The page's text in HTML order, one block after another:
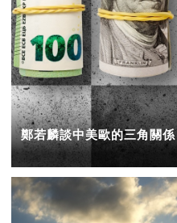
鄭若麟談中美歐的三角關係